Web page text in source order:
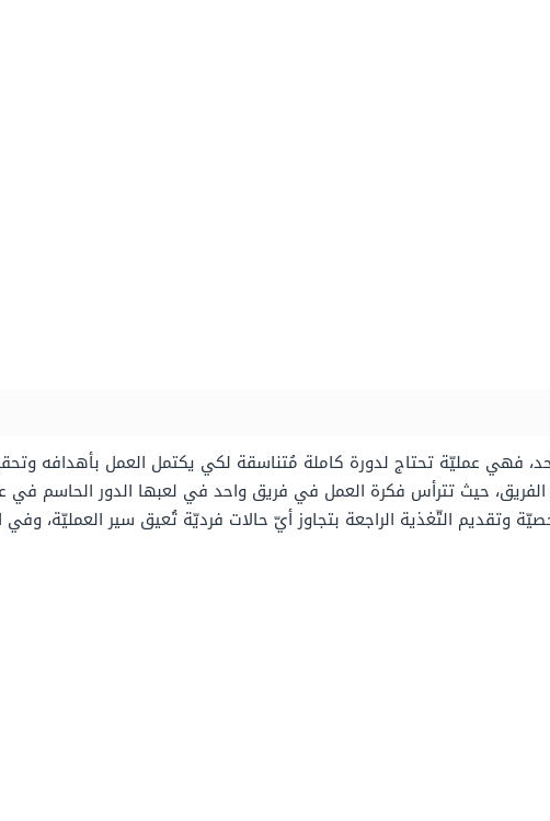
فهي عمليّة تحتاج لدورة كاملة مُتناسقة لكي يكتمل العمل بأهدافه
حيث تترأس فكرة العمل في فريق واحد في لعبها الدور الحاسم في
وتقديم التّغذية الراجعة بتجاوز أيّ حالات فرديّة تُعيق سير العمليّة،